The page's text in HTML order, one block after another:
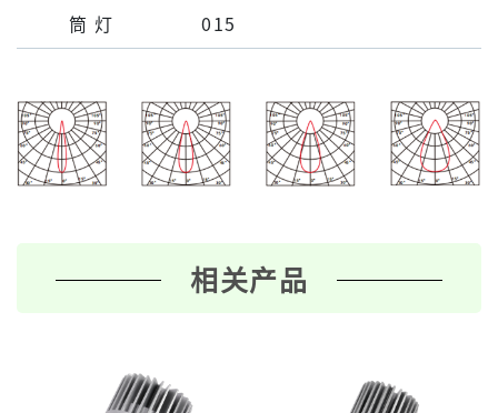
筒 灯
015
相关产品